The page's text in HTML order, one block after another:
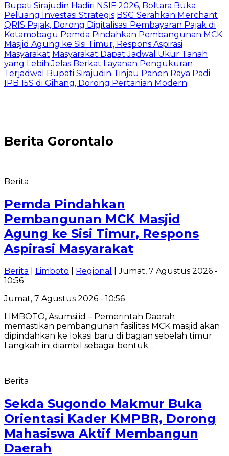
Bupati Sirajudin Hadiri NSIF 2026, Boltara Buka
Peluang Investasi Strategis ‎BSG Serahkan Merchant
QRIS Pajak, Dorong Digitalisasi Pembayaran Pajak di
Kotamobagu Pemda Pindahkan Pembangunan MCK
Masjid Agung ke Sisi Timur, Respons Aspirasi
Masyarakat Masyarakat Dapat Jadwal Ukur Tanah
yang Lebih Jelas Berkat Layanan Pengukuran
Terjadwal Bupati Sirajudin Tinjau Panen Raya Padi
IPB 15S di Gihang, Dorong Pertanian Modern
Berita Gorontalo
Berita
Pemda Pindahkan
Pembangunan MCK Masjid
Agung ke Sisi Timur, Respons
Aspirasi Masyarakat
Berita Limboto Regional
| Jumat, 7 Agustus 2026 -
10:56
Jumat, 7 Agustus 2026 - 10:56
LIMBOTO, Asumsi.id – ​Pemerintah Daerah
memastikan pembangunan fasilitas MCK masjid akan
dipindahkan ke lokasi baru di bagian sebelah timur.
Langkah ini diambil sebagai bentuk…
Berita
Sekda Sugondo Makmur Buka
Orientasi Kader KMPBR, Dorong
Mahasiswa Aktif Membangun
Daerah